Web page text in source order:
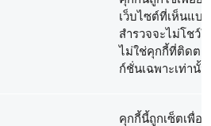
เว็บไซต์ที่เห็นแบ
สำรวจจะไม่โชว์
ไม่ใช่คุกกี้ที่ติดตา
ก์ชั่นเฉพาะเท่านั้น
คุกกี้นี้ถูกเซ็ตเพื่อ